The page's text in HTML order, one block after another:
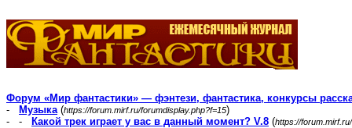
Форум «Мир фантастики» — фэнтези, фантастика, конкурсы
-
Музыка(https://forum.mirf.ru/forumdisplay.php?f=15)
- -
Какой трек играет у вас в данный момент? V.8 (https://